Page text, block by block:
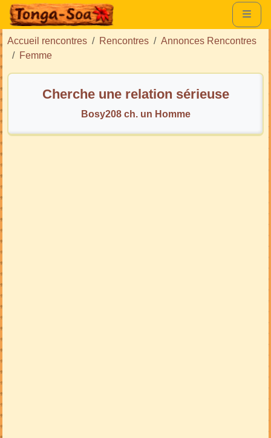
Accueil rencontres Rencontres
Annonces Rencontres
Femme
Cherche une relation sérieuse
Bosy208 ch. un Homme